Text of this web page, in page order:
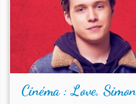
Cinéma : Love,